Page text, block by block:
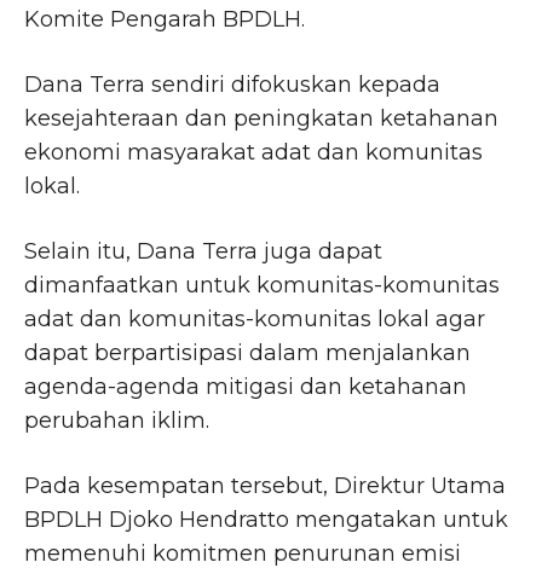
Komite Pengarah BPDLH.
Dana Terra sendiri difokuskan kepada
kesejahteraan dan peningkatan ketahanan
ekonomi masyarakat adat dan komunitas
lokal.
Selain itu, Dana Terra juga dapat
dimanfaatkan untuk komunitas-komunitas
adat dan komunitas-komunitas lokal agar
dapat berpartisipasi dalam menjalankan
agenda-agenda mitigasi dan ketahanan
perubahan iklim.
Pada kesempatan tersebut, Direktur Utama
BPDLH Djoko Hendratto mengatakan untuk
memenuhi komitmen penurunan emisi